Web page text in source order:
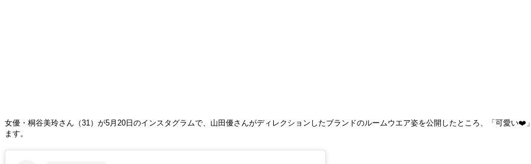
女優・桐谷美玲さん（31）が5月20日のインスタグラムで、山田優さんがディレクションしたブランドのルームウエア姿を公開したところ、「可愛い
ます。